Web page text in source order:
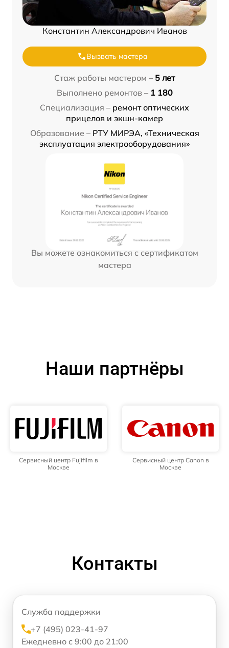
Константин Александрович Иванов
Вызвать мастера
Стаж работы мастером – 5 лет
Выполнено ремонтов – 1 180
Специализация – ремонт оптических
прицелов и экшн-камер
Образование – РТУ МИРЭА, «Техническая
эксплуатация электрооборудования»
Вы можете ознакомиться с сертификатом
мастера
Наши партнёры
Сервисный центр Fujifilm в
Москве
Сервисный центр Canon в
Москве
Контакты
Служба поддержки
+7 (495) 023-41-97
Ежедневно с 9:00 до 21:00